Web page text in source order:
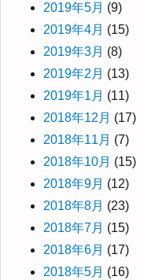
2019年5月 (9)
2019年4月 (15)
2019年3月 (8)
2019年2月 (13)
2019年1月 (11)
2018年12月 (17)
2018年11月 (7)
2018年10月 (15)
2018年9月 (12)
2018年8月 (23)
2018年7月 (15)
2018年6月 (17)
2018年5月 (16)